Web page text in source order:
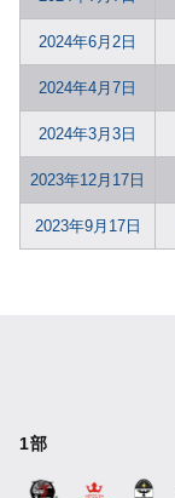
2024年6月2日
2024年4月7日
2024年3月3日
2023年12月17日
2023年9月17日
1部